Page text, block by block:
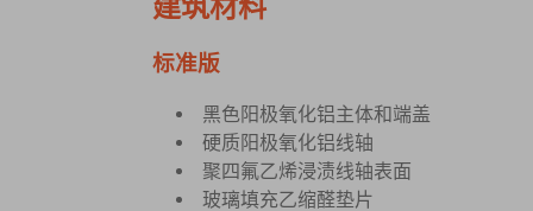
建筑材料
标准版
黑色阳极氧化铝主体和端盖
硬质阳极氧化铝线轴
聚四氟乙烯浸渍线轴表面
玻璃填充乙缩醛垫片